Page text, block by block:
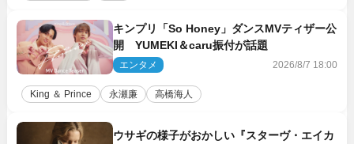
キンプリ「So Honey」ダンスMVティザー公
開 YUMEKI＆caru振付が話題
エンタメ 2026/8/7 18:00
King ＆ Prince 永瀬廉 高橋海人
ウサギの様子がおかしい『スターヴ・エイカ